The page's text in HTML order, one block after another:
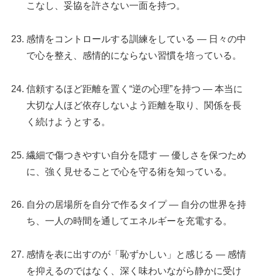
こなし、妥協を許さない一面を持つ。
感情をコントロールする訓練をしている — 日々の中
で心を整え、感情的にならない習慣を培っている。
信頼するほど距離を置く“逆の心理”を持つ — 本当に
大切な人ほど依存しないよう距離を取り、関係を長
く続けようとする。
繊細で傷つきやすい自分を隠す — 優しさを保つため
に、強く見せることで心を守る術を知っている。
自分の居場所を自分で作るタイプ — 自分の世界を持
ち、一人の時間を通してエネルギーを充電する。
感情を表に出すのが「恥ずかしい」と感じる — 感情
を抑えるのではなく、深く味わいながら静かに受け